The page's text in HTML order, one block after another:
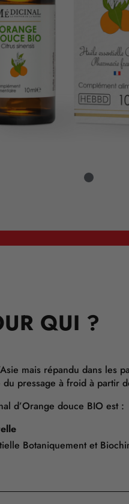
QUI ?
mais répandu dans
du pressage à froid à partir
d’Orange douce BIO est :
Botaniquement et